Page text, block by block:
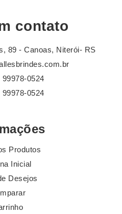
contato
89 - Canoas, Niterói- RS
99978-0524
99978-0524
Produtos
Inicial
Desejos